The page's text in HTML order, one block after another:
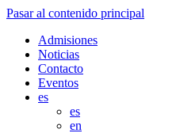
Pasar al contenido principal
Admisiones
Noticias
Contacto
Eventos
es
es
en